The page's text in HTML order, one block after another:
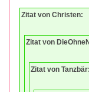
Zitat von Christen:
Zitat von
Zitat von Tanzbär: